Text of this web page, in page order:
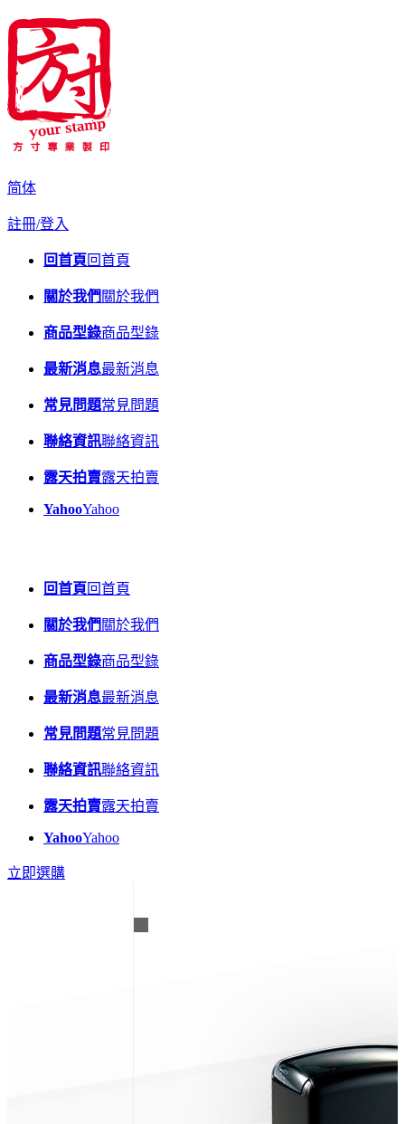
简体
註冊/登入
回首頁回首頁
關於我們 關於我們
商品型錄商品型錄
最新消息最新消息
常見問題常見問題
聯絡資訊聯絡資訊
露天拍賣露天拍賣
YahooYahoo
回首頁回首頁
關於我們 關於我們
商品型錄商品型錄
最新消息最新消息
常見問題常見問題
聯絡資訊聯絡資訊
露天拍賣露天拍賣
YahooYahoo
立即選購